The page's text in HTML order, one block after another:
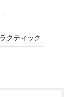
クティック